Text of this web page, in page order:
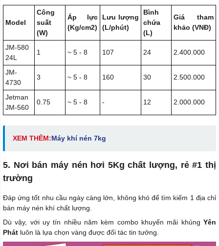
Model
Công
suất
(W)
Áp lực
(Kg/cm2)
Lưu lượng
(L/phút)
Bình
chứa
(L)
Giá tham
khảo (VNĐ)
JM-580
24L
1 ~ 5 - 8 107 24 2.400.000
JM-
4730
3 ~ 5 - 8 160 30 2.500.000
Jetman
JM-560
0.75 ~ 5 - 8 - 12 2.000.000
XEM THÊM:Máy khí nén 7kg
5. Nơi bán máy nén hơi 5Kg chất lượng, rẻ #1 thị
trường
Đáp ứng tốt nhu cầu ngày càng lớn, không khó để tìm kiếm 1 địa chỉ
bán máy nén khí chất lượng.
Dù vậy, với uy tín nhiều năm kèm combo khuyến mãi khủng Yên
Phát luôn là lựa chọn vàng được đối tác tin tưởng.